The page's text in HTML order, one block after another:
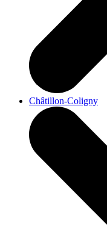
Châtillon-Coligny